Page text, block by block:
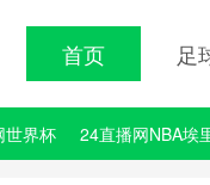
首页 足
世界杯 24直播网NBA埃